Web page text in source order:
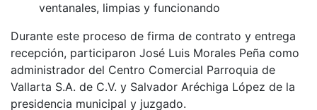
ventanales, limpias y funcionando
Durante este proceso de firma de contrato y entrega
recepción, participaron José Luis Morales Peña como
administrador del Centro Comercial Parroquia de
Vallarta S.A. de C.V. y Salvador Aréchiga López de la
presidencia municipal y juzgado.